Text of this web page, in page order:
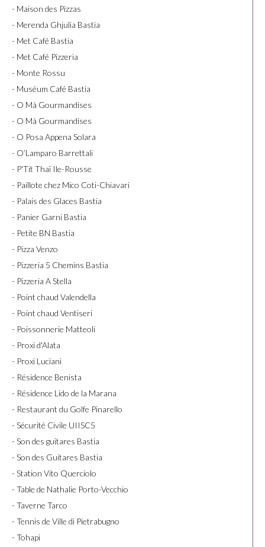
- Maison des Pizzas
- Merenda Ghjulia Bastia
- Met Café Bastia
- Met Café Pizzeria
- Monte Rossu
- Muséum Café Bastia
- O Mà Gourmandises
- O Mà Gourmandises
- O Posa Appena Solara
- O’Lamparo Barrettali
- P'Tit Thaï Ile-Rousse
- Paillote chez Mico Coti-Chiavari
- Palais des Glaces Bastia
- Panier Garni Bastia
- Petite BN Bastia
- Pizza Venzo
- Pizzeria 5 Chemins Bastia
- Pizzeria A Stella
- Point chaud Valendella
- Point chaud Ventiseri
- Poissonnerie Matteoli
- Proxi d'Alata
- Proxi Luciani
- Résidence Benista
- Résidence Lido de la Marana
- Restaurant du Golfe Pinarello
- Sécurité Civile UIISC5
- Son des guitares Bastia
- Son des Guitares Bastia
- Station Vito Querciolo
- Table de Nathalie Porto-Vecchio
- Taverne Tarco
- Tennis de Ville di Pietrabugno
- Tohapi